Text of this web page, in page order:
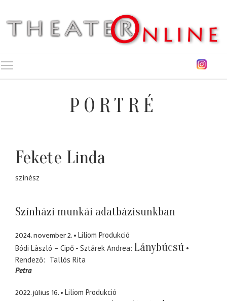
PORTRÉ
Fekete Linda
színész
Színházi munkái adatbázisunkban
2024. november 2.
Liliom Produkció
Bódi Làszló – Cipő - Sztárek Andrea Lánybúcsú
Rendező
Tallós Rita
Petra
2022. július 16.
Liliom Produkció